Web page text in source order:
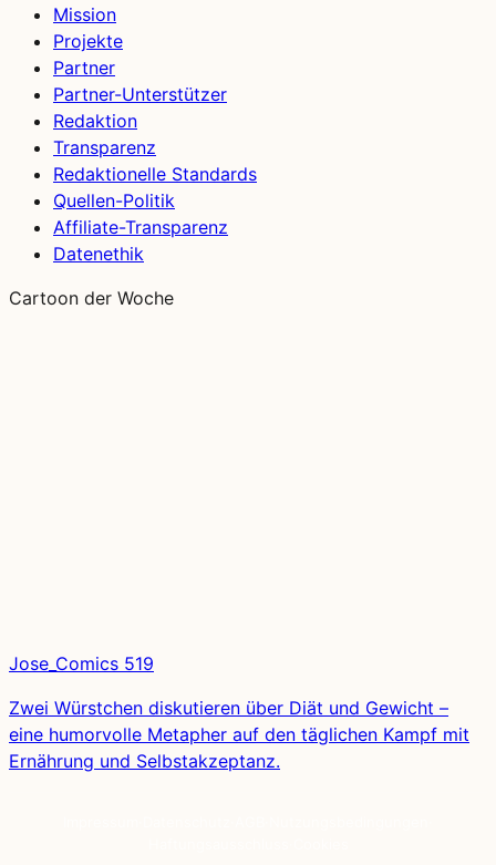
Mission
Projekte
Partner
Partner-Unterstützer
Redaktion
Transparenz
Redaktionelle Standards
Quellen-Politik
Affiliate-Transparenz
Datenethik
Cartoon der Woche
Jose_Comics 519
Zwei Würstchen diskutieren über Diät und Gewicht –
eine humorvolle Metapher auf den täglichen Kampf mit
Ernährung und Selbstakzeptanz.